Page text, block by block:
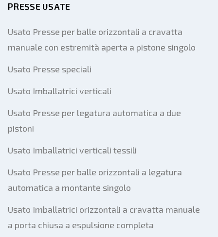
PRESSE USATE
Usato Presse per balle orizzontali a cravatta
manuale con estremità aperta a pistone singolo
Usato Presse speciali
Usato Imballatrici verticali
Usato Presse per legatura automatica a due
pistoni
Usato Imballatrici verticali tessili
Usato Presse per balle orizzontali a legatura
automatica a montante singolo
Usato Imballatrici orizzontali a cravatta manuale
a porta chiusa a espulsione completa